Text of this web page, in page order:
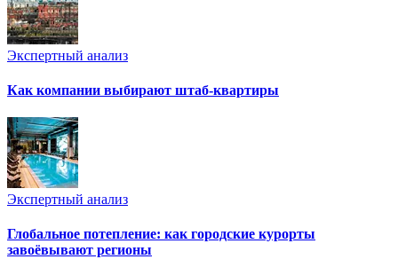
Экспертный анализ
Как компании выбирают штаб-квартиры
Экспертный анализ
Глобальное потепление: как городские курорты
завоёвывают регионы